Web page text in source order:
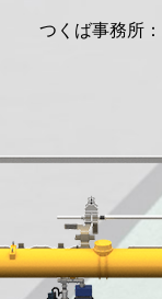
つくば事務所：